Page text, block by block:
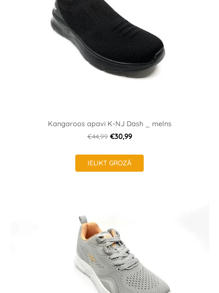
Kangaroos apavi K-NJ Dash _ melns
€44,99 €30,99
IELIKT GROZĀ